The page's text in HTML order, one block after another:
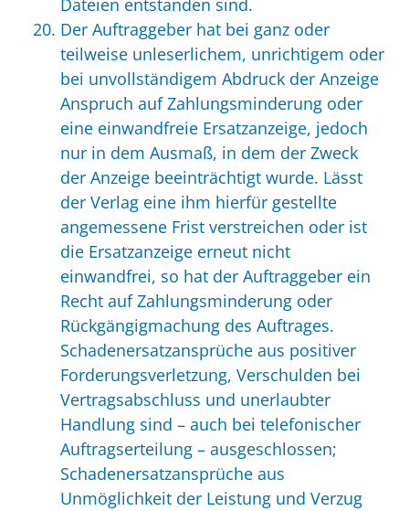
Dateien entstanden sind.
Der Auftraggeber hat bei ganz oder
teilweise unleserlichem, unrichtigem oder
bei unvollständigem Abdruck der Anzeige
Anspruch auf Zahlungsminderung oder
eine einwandfreie Ersatzanzeige, jedoch
nur in dem Ausmaß, in dem der Zweck
der Anzeige beeinträchtigt wurde. Lässt
der Verlag eine ihm hierfür gestellte
angemessene Frist verstreichen oder ist
die Ersatzanzeige erneut nicht
einwandfrei, so hat der Auftraggeber ein
Recht auf Zahlungsminderung oder
Rückgängigmachung des Auftrages.
Schadenersatzansprüche aus positiver
Forderungsverletzung, Verschulden bei
Vertragsabschluss und unerlaubter
Handlung sind – auch bei telefonischer
Auftragserteilung – ausgeschlossen;
Schadenersatzansprüche aus
Unmöglichkeit der Leistung und Verzug